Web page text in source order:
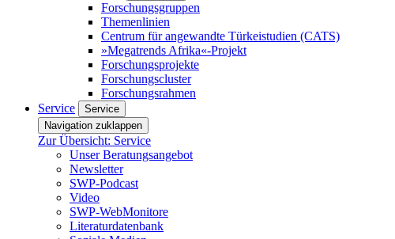
Forschungsgruppen
Themenlinien
Centrum für angewandte Türkeistudien (CATS)
»Megatrends Afrika«-Projekt
Forschungsprojekte
Forschungscluster
Forschungsrahmen
Service
Service
Navigation zuklappen
Zur Übersicht: Service
Unser Beratungsangebot
Newsletter
SWP-Podcast
Video
SWP-WebMonitore
Literaturdatenbank